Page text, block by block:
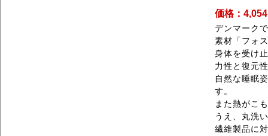
価格：
デンマーク
素材「フォ
身体を受け
力性と復元
自然な睡眠
す。
また熱がこ
うえ、丸洗
繊維製品に